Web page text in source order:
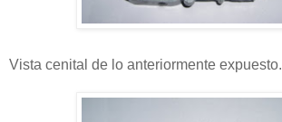
Vista cenital de lo anteriormente expuesto.